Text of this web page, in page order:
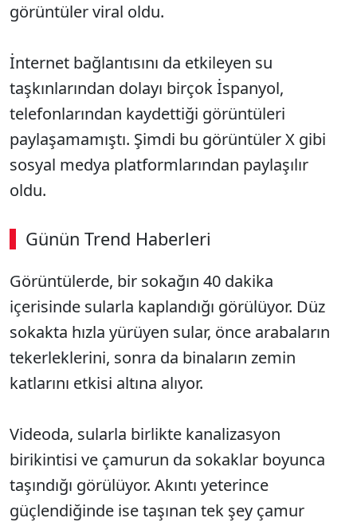
görüntüler viral oldu.
İnternet bağlantısını da etkileyen su
taşkınlarından dolayı birçok İspanyol,
telefonlarından kaydettiği görüntüleri
paylaşamamıştı. Şimdi bu görüntüler X gibi
sosyal medya platformlarından paylaşılır
oldu.
Günün Trend Haberleri
Görüntülerde, bir sokağın 40 dakika
içerisinde sularla kaplandığı görülüyor. Düz
sokakta hızla yürüyen sular, önce arabaların
tekerleklerini, sonra da binaların zemin
katlarını etkisi altına alıyor.
Videoda, sularla birlikte kanalizasyon
birikintisi ve çamurun da sokaklar boyunca
taşındığı görülüyor. Akıntı yeterince
güçlendiğinde ise taşınan tek şey çamur